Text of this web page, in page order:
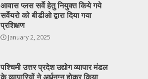
आवास प्लस सर्वे हेतु नियुक्त किये गये
सर्वेयरो को बीडीओ द्वारा दिया गया
प्रशिक्षण
January 2, 2025
पश्चिमी उत्तर प्रदेश उद्योग व्यापार मंडल
के व्यापारियों ने अर्धनग्न होकर किया